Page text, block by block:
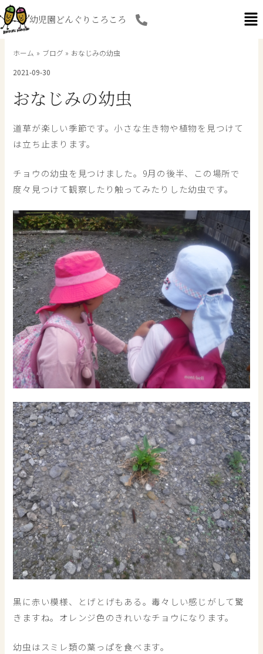
内
容
を
幼児園どんぐりころころ
ホーム ブログ
おなじみの幼虫
2021-09-30
おなじみの幼虫
道草が楽しい季節です。小さな生き物や植物を見つけて
は立ち止まります。
チョウの幼虫を見つけました。9月の後半、この場所で
度々見つけて観察したり触ってみたりした幼虫です。
黒に赤い模様、とげとげもある。毒々しい感じがして驚
きますね。オレンジ色のきれいなチョウになります。
幼虫はスミレ類の葉っぱを食べます。